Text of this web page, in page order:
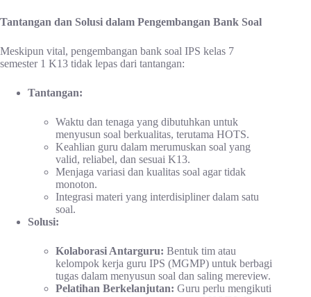
Tantangan dan Solusi dalam Pengembangan Bank Soal
Meskipun vital, pengembangan bank soal IPS kelas 7
semester 1 K13 tidak lepas dari tantangan:
Tantangan:
Waktu dan tenaga yang dibutuhkan untuk
menyusun soal berkualitas, terutama HOTS.
Keahlian guru dalam merumuskan soal yang
valid, reliabel, dan sesuai K13.
Menjaga variasi dan kualitas soal agar tidak
monoton.
Integrasi materi yang interdisipliner dalam satu
soal.
Solusi:
Kolaborasi Antarguru: Bentuk tim atau
kelompok kerja guru IPS (MGMP) untuk berbagi
tugas dalam menyusun soal dan saling mereview.
Pelatihan Berkelanjutan: Guru perlu mengikuti